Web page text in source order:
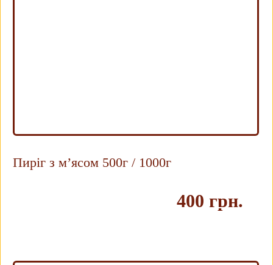
Пиріг з м’ясом 500г / 1000г
400 грн.